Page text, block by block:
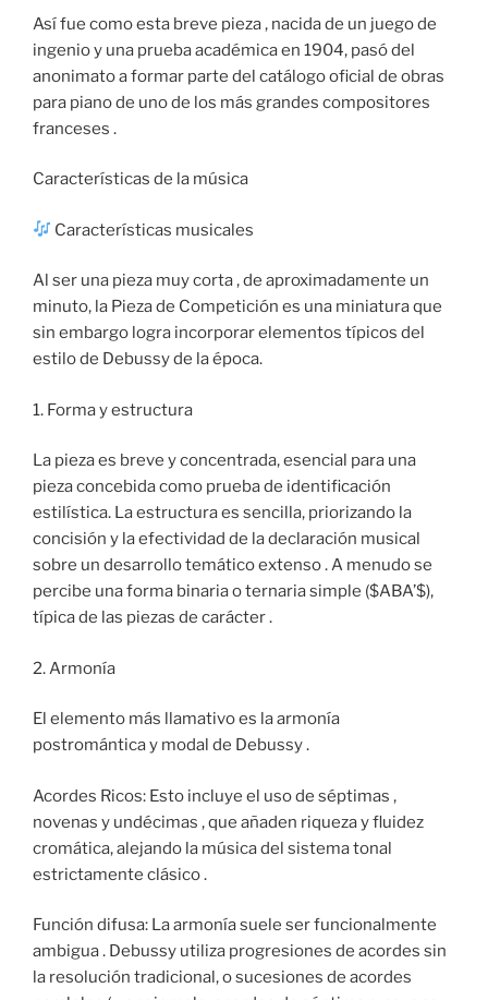
Así fue como esta breve pieza , nacida de un juego de
ingenio y una prueba académica en 1904, pasó del
anonimato a formar parte del catálogo oficial de obras
para piano de uno de los más grandes compositores
franceses .
Características de la música
Características musicales
Al ser una pieza muy corta , de aproximadamente un
minuto, la Pieza de Competición es una miniatura que
sin embargo logra incorporar elementos típicos del
estilo de Debussy de la época.
1. Forma y estructura
La pieza es breve y concentrada, esencial para una
pieza concebida como prueba de identificación
estilística. La estructura es sencilla, priorizando la
concisión y la efectividad de la declaración musical
sobre un desarrollo temático extenso . A menudo se
percibe una forma binaria o ternaria simple ($ABA’$),
típica de las piezas de carácter .
2. Armonía
El elemento más llamativo es la armonía
postromántica y modal de Debussy .
Acordes Ricos: Esto incluye el uso de séptimas ,
novenas y undécimas , que añaden riqueza y fluidez
cromática, alejando la música del sistema tonal
estrictamente clásico .
Función difusa: La armonía suele ser funcionalmente
ambigua . Debussy utiliza progresiones de acordes sin
la resolución tradicional, o sucesiones de acordes